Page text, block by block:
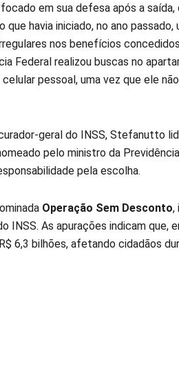
em sua defesa após a saída,
havia iniciado, no ano passado,
nos benefícios
Federal realizou buscas no
pessoal, uma vez que ele
geral do INSS, Stefanutto
pelo ministro da
pela escolha.
Operação Sem Desconto,
INSS. As apurações indicam
6,3 bilhões, afetando cidadãos